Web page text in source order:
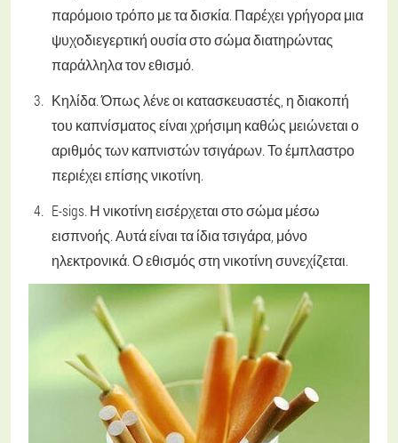
παρόμοιο τρόπο με τα δισκία. Παρέχει γρήγορα μια
ψυχοδιεγερτική ουσία στο σώμα διατηρώντας
παράλληλα τον εθισμό.
Κηλίδα. Όπως λένε οι κατασκευαστές, η διακοπή
του καπνίσματος είναι χρήσιμη καθώς μειώνεται ο
αριθμός των καπνιστών τσιγάρων. Το έμπλαστρο
περιέχει επίσης νικοτίνη.
E-sigs. Η νικοτίνη εισέρχεται στο σώμα μέσω
εισπνοής. Αυτά είναι τα ίδια τσιγάρα, μόνο
ηλεκτρονικά. Ο εθισμός στη νικοτίνη συνεχίζεται.